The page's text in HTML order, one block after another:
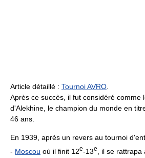
Article détaillé : Tournoi AVRO
Après ce succès, il fut considéré comme
d'Alekhine, le champion du monde en
46 ans.
En 1939, après un revers au tournoi
- Moscou où il finit 12e-13e , il se